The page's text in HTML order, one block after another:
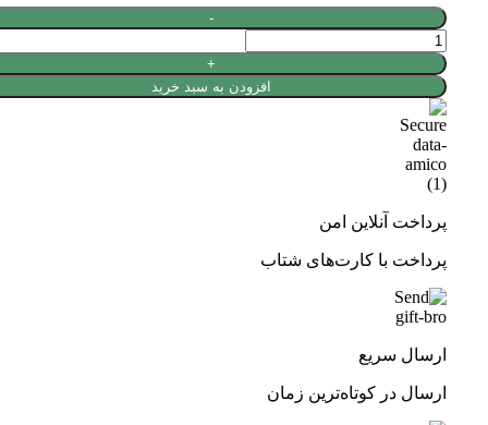
لیوان
پاشاباغچه
مدل
تایملس
کد
520205
عدد
افزودن به سبد خرید
پرداخت آنلاین امن
پرداخت با کارت‌های شتاب
ارسال سریع
ارسال در کوتاه‌ترین زمان